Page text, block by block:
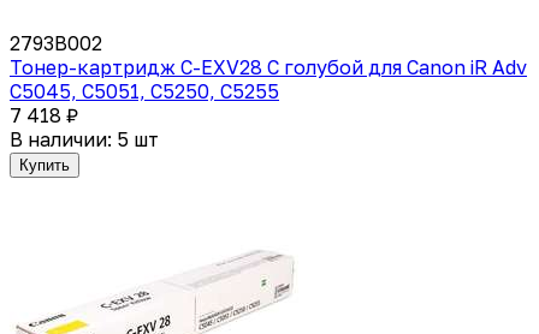
2793B002
Тонер-картридж C-EXV28 C голубой для Canon iR Adv
C5045, C5051, C5250, C5255
7 418 ₽
В наличии: 5 шт
Купить